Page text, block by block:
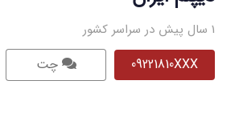
1 سال پیش در سراسر کشور
09221810XXX چت